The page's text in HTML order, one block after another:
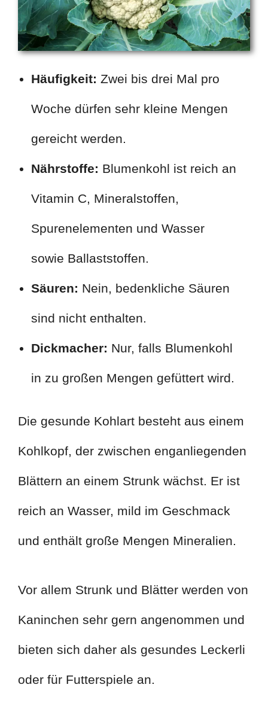
Häufigkeit: Zwei bis drei Mal pro
Woche dürfen sehr kleine Mengen
gereicht werden.
Nährstoffe: Blumenkohl ist reich an
Vitamin C, Mineralstoffen,
Spurenelementen und Wasser
sowie Ballaststoffen.
Säuren: Nein, bedenkliche Säuren
sind nicht enthalten.
Dickmacher: Nur, falls Blumenkohl
in zu großen Mengen gefüttert wird.
Die gesunde Kohlart besteht aus einem
Kohlkopf, der zwischen enganliegenden
Blättern an einem Strunk wächst. Er ist
reich an Wasser, mild im Geschmack
und enthält große Mengen Mineralien.
Vor allem Strunk und Blätter werden von
Kaninchen sehr gern angenommen und
bieten sich daher als gesundes Leckerli
oder für Futterspiele an.